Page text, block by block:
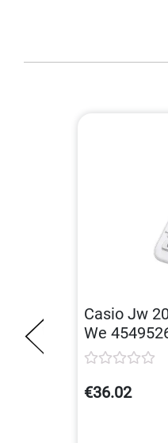
Casio Jw
We
€36.02